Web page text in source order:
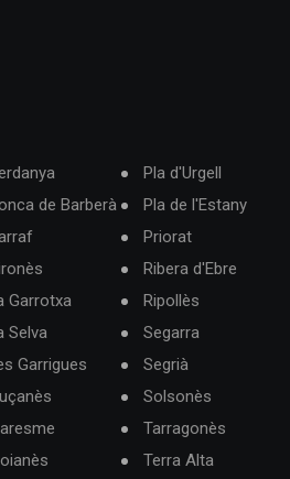
de Barberà
Garrotxa
Selva
Garrigues
Pla d'Urgell
Pla de l'Estany
Priorat
Ribera d'Ebre
Ripollès
Segarra
Segrià
Solsonès
Tarragonès
Terra Alta